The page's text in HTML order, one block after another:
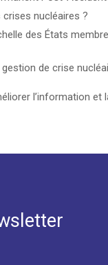
nucléaires ?
des États
de crise
l’information